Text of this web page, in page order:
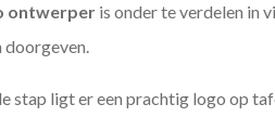
ontwerper is onder te verdelen in
doorgeven.
stap ligt er een prachtig logo op